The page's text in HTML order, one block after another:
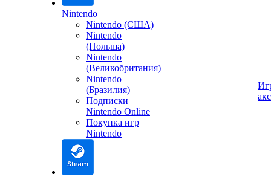
Nintendo
Nintendo (США)
Nintendo
(Польша)
Nintendo
(Великобритания)
Nintendo
(Бразилия)
Подписки
Nintendo Online
Покупка игр
Nintendo